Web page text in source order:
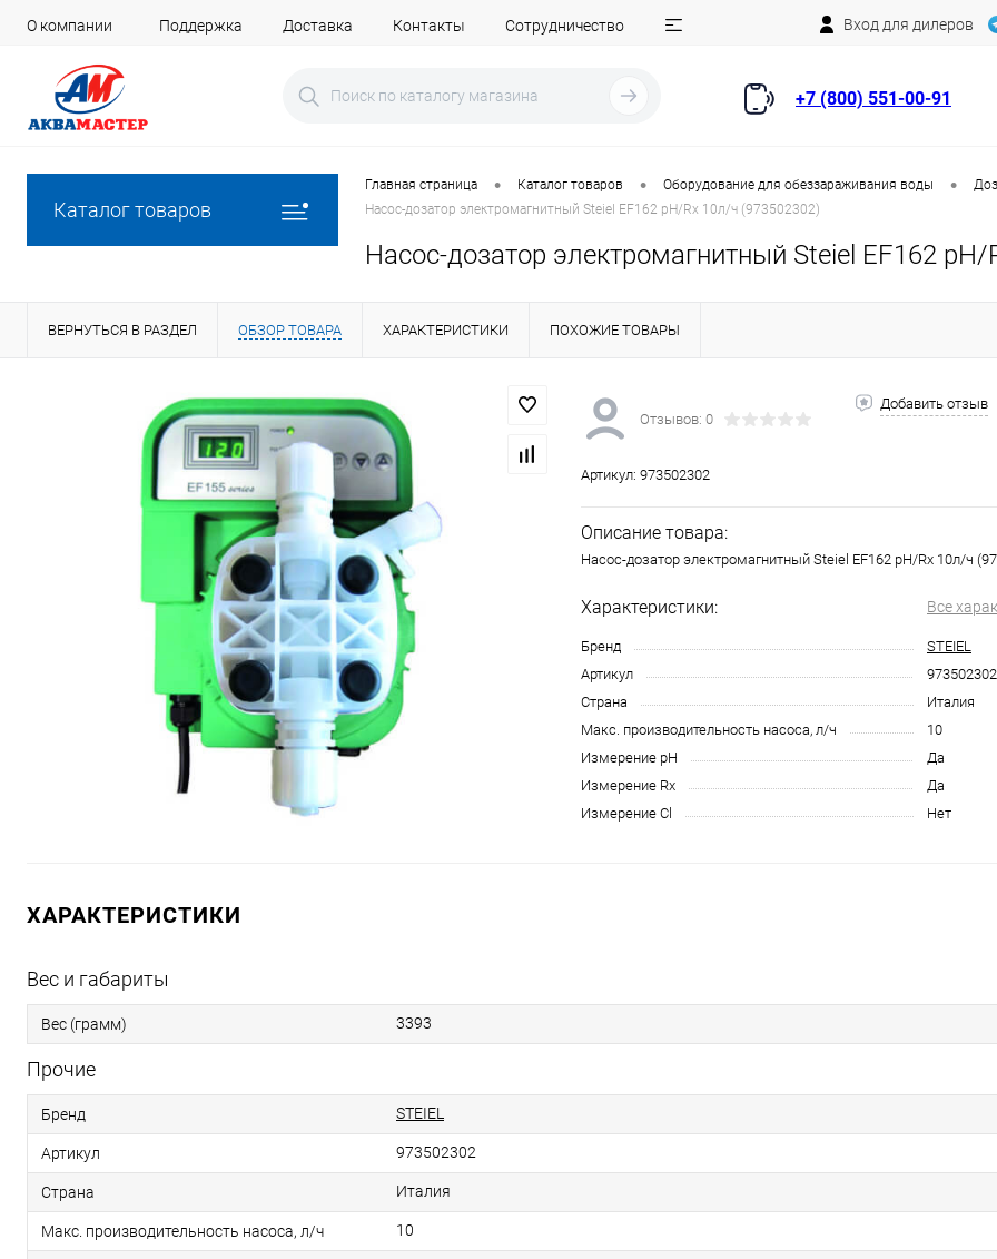
О компании Поддержка Доставка Контакты Сотрудничество Вход для дилеров
+7 (800) 551-00-91
Каталог товаров
Главная страница • Каталог товаров • Оборудование для обеззараживания воды •
Насос-дозатор электромагнитный Steiel EF162 pH/Rx 10л/ч (973502302)
Насос-дозатор электромагнитный Steiel EF162
ВЕРНУТЬСЯ В РАЗДЕЛ ОБЗОР ТОВАРА ХАРАКТЕРИСТИКИ ПОХОЖИЕ ТОВАРЫ
Отзывов: 0
Добавить отзыв
Артикул: 973502302
Описание товара:
Насос-дозатор электромагнитный Steiel EF162 pH/Rx 10л/ч
Характеристики: Все
Бренд
STEIEL
Артикул
973502302
Страна
Италия
Макс. производительность насоса, л/ч
10
Измерение pH
Да
Измерение Rx
Да
Измерение Cl
Нет
ХАРАКТЕРИСТИКИ
Вес и габариты
Вес (грамм) 3393
Прочие
Бренд STEIEL
Артикул 973502302
Страна Италия
Макс. производительность насоса, л/ч 10